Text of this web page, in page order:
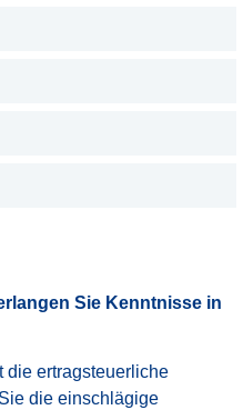
Sie Kenntnisse in
die ertragsteuerliche
die einschlägige